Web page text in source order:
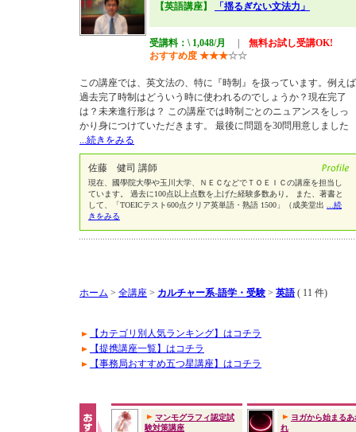
【英語講座】 「揺るぎない文法力」
受講料：\ 1,048/月
無料お試し受講OK!
おすすめ度 ★★★☆☆
この講座では、英文法の、特に『時制』を扱っています。例えば
過去完了時制はどういう時に使われるのでしょうか？現在完了
は？未来進行形は？ この講座では時制ごとのニュアンスをしっ
かり身につけていただきます。 最後に問題を30問用意しました
...続きをみる
佐藤 健司 講師
現在、國學院大學や玉川大学、ＮＥＣなどでＴＯＥＩＣの講座を担当し
ています。 過去に100点以上点数を上げた経験多数あり。 また、著書と
して、「TOEICテスト600点クリア英単語・熟語 1500」（成美堂出
...続
きをみる
ホーム > 全講座 > カルチャー系-語学・受験 > 英語 ( 11 件)
【カテゴリ別人気ランキング】はコチラ
【提携講座一覧】はコチラ
【事務局おすすめ五つ星講座】はコチラ
マンモグラフィ認定試
験対策講座
ヨガから始まるあ
れ